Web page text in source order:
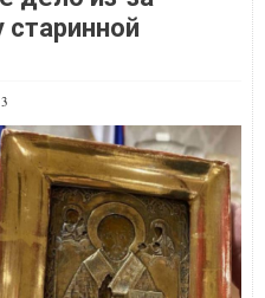
старинной
3